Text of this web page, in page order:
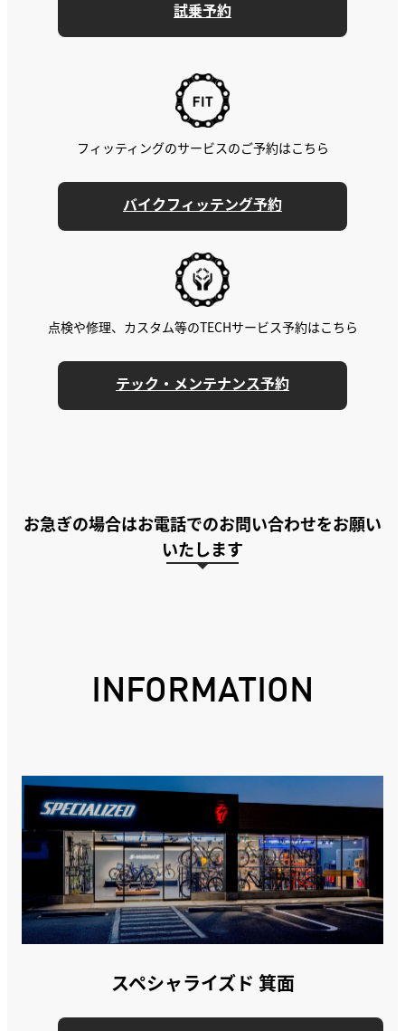
試乗予約
フィッティングのサービスのご予約はこちら
バイクフィッテング予約
点検や修理、カスタム等のTECHサービス予約はこちら
テック・メンテナンス予約
お急ぎの場合はお電話でのお問い合わせをお願い
いたします
INFORMATION
スペシャライズド 箕面